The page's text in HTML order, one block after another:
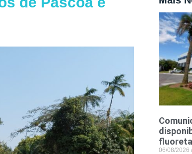
06/08/2026